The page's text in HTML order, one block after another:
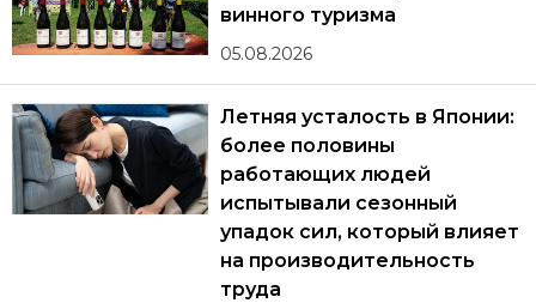
винного туризма
05.08.2026
Летняя усталость в Японии:
более половины
работающих людей
испытывали сезонный
упадок сил, который влияет
на производительность
труда